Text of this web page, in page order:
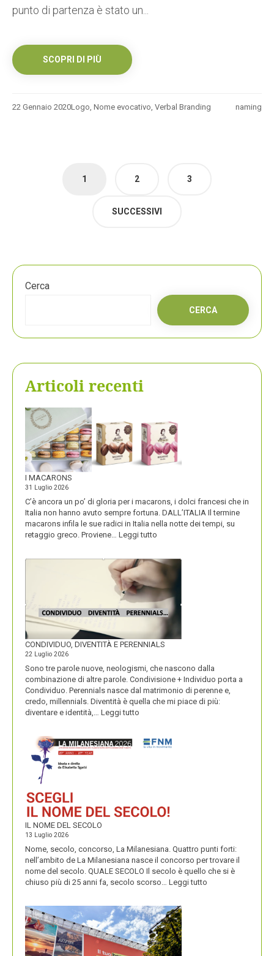
punto di partenza è stato un...
SCOPRI DI PIÙ
22 Gennaio 2020 naming
Logo, Nome evocativo, Verbal Branding
Paginazione
1 2 3
SUCCESSIVI
Cerca
CERCA
Articoli recenti
I MACARONS
31 Luglio 2026
C’è ancora un po’ di gloria per i macarons, i dolci francesi che in
Italia non hanno avuto sempre fortuna. DALL’ITALIA Il termine
macarons infila le sue radici in Italia nella notte dei tempi, su
retaggio greco. Proviene… Leggi tutto
CONDIVIDUO, DIVENTITÀ E PERENNIALS
22 Luglio 2026
Sono tre parole nuove, neologismi, che nascono dalla
combinazione di altre parole. Condivisione + Individuo porta a
Condividuo. Perennials nasce dal matrimonio di perenne e,
credo, millennials. Diventità è quella che mi piace di più:
diventare e identità,… Leggi tutto
E
IL NOME DEL SECOLO
13 Luglio 2026
Nome, secolo, concorso, La Milanesiana. Quattro punti forti:
nell’ambito de La Milanesiana nasce il concorso per trovare il
nome del secolo. QUALE SECOLO Il secolo è quello che si è
chiuso più di 25 anni fa, secolo scorso… Leggi tutto